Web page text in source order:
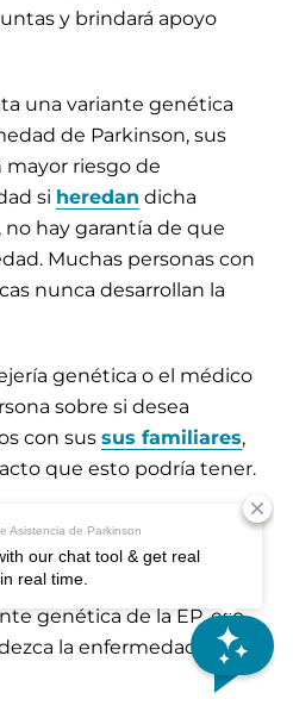
y brindará apoyo
una variante genética
de Parkinson, sus
riesgo de
si heredan dicha
hay garantía de que
Muchas personas con
nunca desarrollan la
genética o el médico
sobre si desea
con sus sus familiares,
que esto podría tener.
tampoco sustituye al
otras palabras, si alguien
genética y no se le
genética de la EP, eso
la enfermedad de